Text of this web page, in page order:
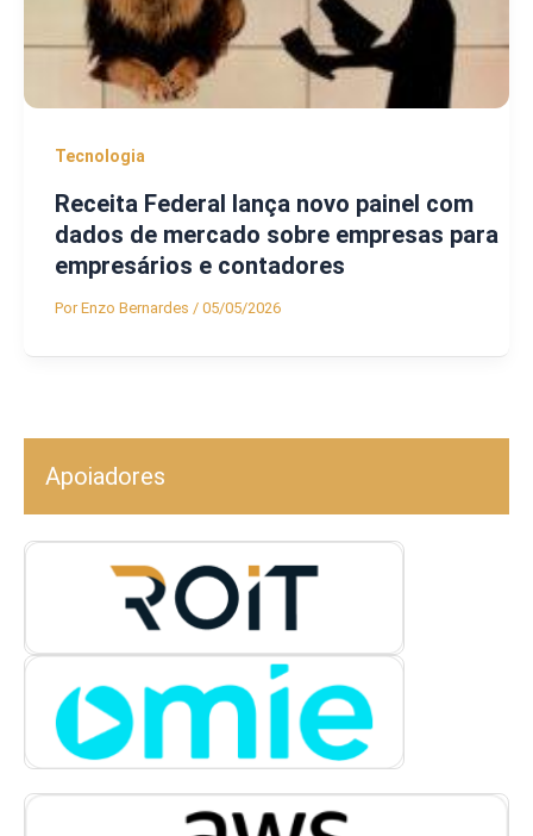
Tecnologia
Receita Federal lança novo painel com
dados de mercado sobre empresas para
empresários e contadores
PorEnzo Bernardes / 05/05/2026
Apoiadores